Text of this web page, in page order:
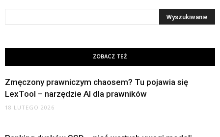
ZOBACZ TEŻ
Zmęczony prawniczym chaosem? Tu pojawia się
LexTool – narzędzie AI dla prawników
18 LUTEGO 2026